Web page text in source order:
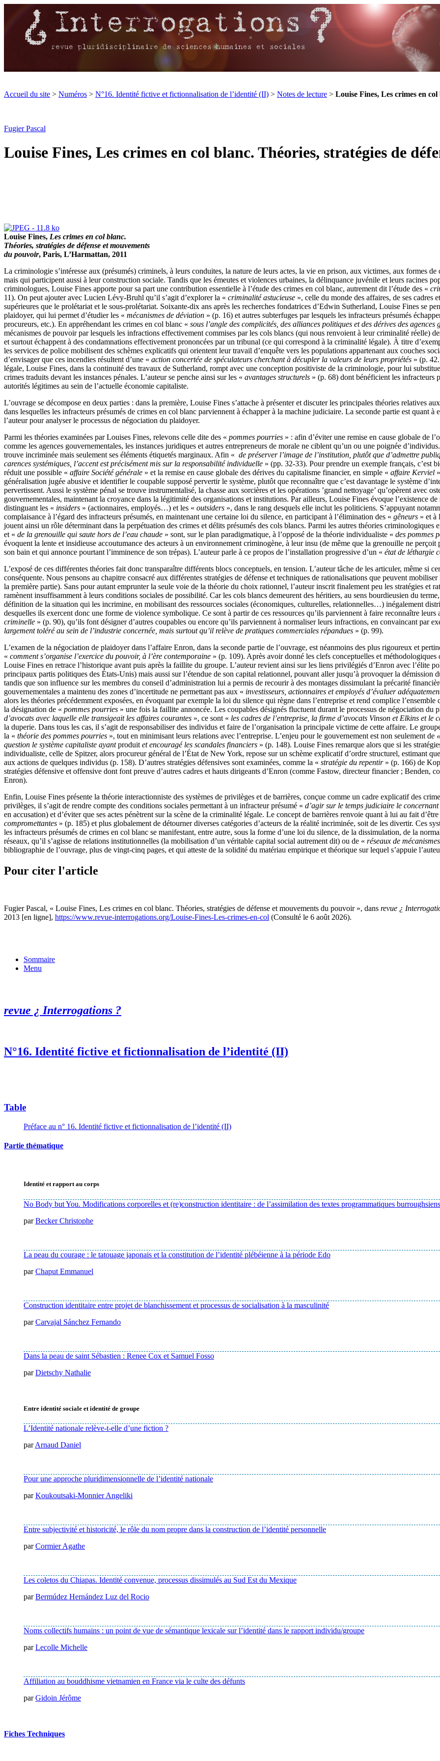
Accueil du site > Numéros > N°16. Identité fictive et fictionnalisation de l’identité (II) > Notes de lecture > Louise Fines, Les crimes en
Fugier Pascal
Louise Fines, Les crimes en col blanc. Théories, stratégies de
Louise Fines, Les crimes en col blanc.
Théories, stratégies de défense et mouvements
du pouvoir, Paris, L’Harmattan, 2011
La criminologie s’intéresse aux (présumés) criminels, à leurs conduites, la nature de leurs actes, la vie en prison, aux victimes, aux formes
mais qui participent aussi à leur construction sociale. Tandis que les émeutes et violences urbaines, la délinquance juvénile et leurs racines
criminologues, Louise Fines apporte pour sa part une contribution essentielle à l’étude des crimes en col blanc, autrement dit l’étude des «
11). On peut ajouter avec Lucien Lévy-Bruhl qu’il s’agit d’explorer la « criminalité astucieuse », celle du monde des affaires, de ses cadres
supérieures que le prolétariat et le sous-prolétariat. Soixante-dix ans après les recherches fondatrices d’Edwin Sutherland, Louise Fines se
plaidoyer, qui lui permet d’étudier les « mécanismes de déviation » (p. 16) et autres subterfuges par lesquels les infracteurs présumés
procureurs, etc.). En appréhendant les crimes en col blanc « sous l’angle des complicités, des alliances politiques et des dérives des agences
mécanismes de pouvoir par lesquels les infractions effectivement commises par les cols blancs (qui nous renvoient à leur criminalité réelle)
et surtout échappent à des condamnations effectivement prononcées par un tribunal (ce qui correspond à la criminalité légale). À titre
les services de police mobilisent des schèmes explicatifs qui orientent leur travail d’enquête vers les populations appartenant aux couches
d’envisager que ces incendies résultent d’une « action concertée de spéculateurs cherchant à décupler la valeurs de leurs propriétés » (p.
légale, Louise Fines, dans la continuité des travaux de Sutherland, rompt avec une conception positiviste de la criminologie, pour lui
crimes traduits devant les instances pénales. L’auteur se penche ainsi sur les « avantages structurels » (p. 68) dont bénéficient les infracteurs
autorités légitimes au sein de l’actuelle économie capitaliste.
L’ouvrage se décompose en deux parties : dans la première, Louise Fines s’attache à présenter et discuter les principales théories relatives
dans lesquelles les infracteurs présumés de crimes en col blanc parviennent à échapper à la machine judiciaire. La seconde partie est quant
l’auteur pour analyser le processus de négociation du plaidoyer.
Parmi les théories examinées par Louises Fines, relevons celle dite des « pommes pourries » : afin d’éviter une remise en cause globale de
comme les agences gouvernementales, les instances juridiques et autres entrepreneurs de morale ne ciblent qu’un ou une poignée
trouve incriminée mais seulement ses éléments étiquetés marginaux. Afin « de préserver l’image de l’institution, plutôt que d’admettre
carences systémiques, l’accent est précisément mis sur la responsabilité individuelle » (pp. 32-33). Pour prendre un exemple français, c’est
réduit une possible « affaire Société générale » et la remise en cause globale des dérives du capitalisme financier, en simple « affaire Kerviel
généralisation jugée abusive et identifier le coupable supposé pervertir le système, plutôt que reconnaître que c’est davantage le système
pervertissent. Aussi le système pénal se trouve instrumentalisé, la chasse aux sorcières et les opérations ’grand nettoyage’ qu’opèrent avec
gouvernementales, maintenant la croyance dans la légitimité des organisations et institutions. Par ailleurs, Louise Fines évoque l’existence
distinguant les « insiders » (actionnaires, employés…) et les « outsiders », dans le rang desquels elle inclut les politiciens. S’appuyant
complaisance à l’égard des infracteurs présumés, en maintenant une certaine loi du silence, en participant à l’élimination des « gêneurs » et à
jouent ainsi un rôle déterminant dans la perpétuation des crimes et délits présumés des cols blancs. Parmi les autres théories
et « de la grenouille qui saute hors de l’eau chaude » sont, sur le plan paradigmatique, à l’opposé de la théorie individualiste « des pommes
évoquent la lente et insidieuse accoutumance des acteurs à un environnement criminogène, à leur insu (de même que la grenouille ne perçoit
son bain et qui annonce pourtant l’imminence de son trépas). L’auteur parle à ce propos de l’installation progressive d’un « état de léthargie
L’exposé de ces différentes théories fait donc transparaître différents blocs conceptuels, en tension. L’auteur tâche de les articuler, même si
conséquente. Nous pensons au chapitre consacré aux différentes stratégies de défense et techniques de rationalisations que peuvent
la première partie). Sans pour autant emprunter la seule voie de la théorie du choix rationnel, l’auteur inscrit finalement peu les stratégies et
ramènent insuffisamment à leurs conditions sociales de possibilité. Car les cols blancs demeurent des héritiers, au sens bourdieusien du
définition de la situation qui les incrimine, en mobilisant des ressources sociales (économiques, culturelles, relationnelles…) inégalement
desquelles ils exercent donc une forme de violence symbolique. Ce sont à partir de ces ressources qu’ils parviennent à faire reconnaître leurs
criminelle » (p. 90), qu’ils font désigner d’autres coupables ou encore qu’ils parviennent à normaliser leurs infractions, en convaincant par
largement toléré au sein de l’industrie concernée, mais surtout qu’il relève de pratiques commerciales répandues » (p. 99).
L’examen de la négociation de plaidoyer dans l’affaire Enron, dans la seconde partie de l’ouvrage, est néanmoins des plus rigoureux et
« comment s’organise l’exercice du pouvoir, à l’ère contemporaine » (p. 109). Après avoir donné les clefs conceptuelles et
Louise Fines en retrace l’historique avant puis après la faillite du groupe. L’auteur revient ainsi sur les liens privilégiés d’Enron avec l’élite
principaux partis politiques des États-Unis) mais aussi sur l’étendue de son capital relationnel, pouvant aller jusqu’à provoquer la démission
tandis que son influence sur les membres du conseil d’administration lui a permis de recourir à des montages dissimulant la précarité
gouvernementales a maintenu des zones d’incertitude ne permettant pas aux « investisseurs, actionnaires et employés d’évaluer
alors les théories précédemment exposées, en évoquant par exemple la loi du silence qui règne dans l’entreprise et rend complice
la désignation de « pommes pourries » une fois la faillite annoncée. Les coupables désignés fluctuent durant le processus de négociation du
d’avocats avec laquelle elle transigeait les affaires courantes », ce sont « les cadres de l’entreprise, la firme d’avocats Vinson et Elkins et le
la duperie. Dans tous les cas, il s’agit de responsabiliser des individus et faire de l’organisation la principale victime de cette affaire. Le
la « théorie des pommes pourries », tout en minimisant leurs relations avec l’entreprise. L’enjeu pour le gouvernement est non seulement de
question le système capitaliste ayantproduit et encouragé les scandales financiers » (p. 148). Louise Fines remarque alors que si les
individualiste, celle de Spitzer, alors procureur général de l’État de New York, repose sur un schème explicatif d’ordre structurel, estimant
aux actions de quelques individus (p. 158). D’autres stratégies défensives sont examinées, comme la « stratégie du repentir» (p. 166) de
stratégies défensive et offensive dont font preuve d’autres cadres et hauts dirigeants d’Enron (comme Fastow, directeur financier ;
Enron).
Enfin, Louise Fines présente la théorie interactionniste des systèmes de privilèges et de barrières, conçue comme un cadre explicatif des
privilèges, il s’agit de rendre compte des conditions sociales permettant à un infracteur présumé « d’agir sur le temps judiciaire le concernant
en accusation) et d’éviter que ses actes pénètrent sur la scène de la criminalité légale. Le concept de barrières renvoie quant à lui au fait d’être
compromettantes » (p. 185) et plus globalement de détourner diverses catégories d’acteurs de la réalité incriminée, soit de les divertir. Ces
les infracteurs présumés de crimes en col blanc se manifestant, entre autre, sous la forme d’une loi du silence, de la dissimulation, de la
réseaux, qu’il s’agisse de relations institutionnelles (la mobilisation d’un véritable capital social autrement dit) ou de « réseaux de
bibliographie de l’ouvrage, plus de vingt-cinq pages, et qui atteste de la solidité du matériau empirique et théorique sur lequel s’appuie
Pour citer l'article
Fugier Pascal, « Louise Fines, Les crimes en col blanc. Théories, stratégies de défense et mouvements du pouvoir », dans revue ¿
2013 [en ligne], https://www.revue-interrogations.org/Louise-Fines-Les-crimes-en-col (Consulté le 6 août 2026).
Sommaire
Menu
revue ¿ Interrogations ?
N°16. Identité fictive et fictionnalisation de l’identité (II)
Table
Préface au n° 16. Identité fictive et fictionnalisation de l’identité (II)
Partie thématique
Identité et rapport au corps
No Body but You. Modifications corporelles et (re)construction identitaire : de l’assimilation des textes programmatiques
parBecker Christophe
La peau du courage : le tatouage japonais et la constitution de l’identité plébéienne à la période Edo
parChaput Emmanuel
Construction identitaire entre projet de blanchissement et processus de socialisation à la masculinité
parCarvajal Sánchez Fernando
Dans la peau de saint Sébastien : Renee Cox et Samuel Fosso
parDietschy Nathalie
Entre identité sociale et identité de groupe
L’Identité nationale relève-t-elle d’une fiction ?
parArnaud Daniel
Pour une approche pluridimensionnelle de l’identité nationale
parKoukoutsaki-Monnier Angeliki
Entre subjectivité et historicité, le rôle du nom propre dans la construction de l’identité personnelle
parCormier Agathe
Les coletos du Chiapas. Identité convenue, processus dissimulés au Sud Est du Mexique
parBermúdez Hernández Luz del Rocio
Noms collectifs humains : un point de vue de sémantique lexicale sur l’identité dans le rapport individu/groupe
parLecolle Michelle
Affiliation au bouddhisme vietnamien en France via le culte des défunts
parGidoin Jérôme
Fiches Techniques